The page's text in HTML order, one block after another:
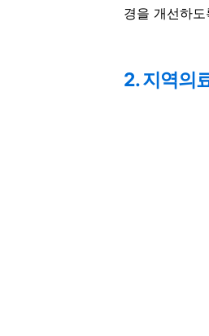
경을 개선하
2. 지역의